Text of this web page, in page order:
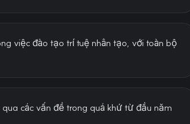
việc đào tạo trí tuệ nhân tạo, với toàn bộ
các vấn đề trong quá khứ từ đầu năm